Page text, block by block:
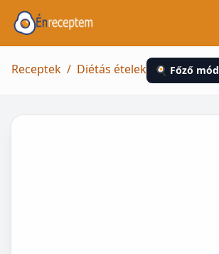
Receptek / Diétás ételek 🍳 Főző mód